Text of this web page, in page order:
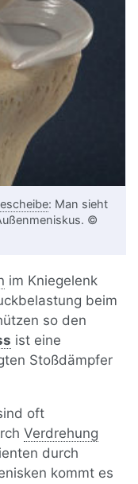
: Man sieht
©
im Kniegelenk
beim
so den
ist eine
Stoßdämpfer
oft
Verdrehung
durch
kommt es